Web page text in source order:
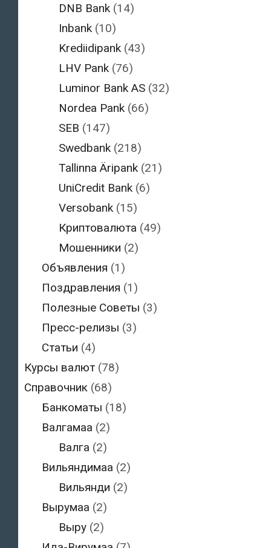
DNB Bank (14)
Inbank (10)
Krediidipank (43)
LHV Pank (76)
Luminor Bank AS (32)
Nordea Pank (66)
SEB (147)
Swedbank (218)
Tallinna Äripank (21)
UniCredit Bank (6)
Versobank (15)
Криптовалюта (49)
Мошенники (2)
Объявления (1)
Поздравления (1)
Полезные Советы (3)
Пресс-релизы (3)
Статьи (4)
Курсы валют (78)
Справочник (68)
Банкоматы (18)
Валгамаа (2)
Валга (2)
Вильяндимаа (2)
Вильянди (2)
Вырумаа (2)
Выру (2)